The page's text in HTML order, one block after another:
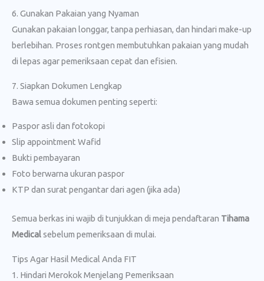
6. Gunakan Pakaian yang Nyaman
Gunakan pakaian longgar, tanpa perhiasan, dan hindari make-up
berlebihan. Proses rontgen membutuhkan pakaian yang mudah
di lepas agar pemeriksaan cepat dan efisien.
7. Siapkan Dokumen Lengkap
Bawa semua dokumen penting seperti:
Paspor asli dan fotokopi
Slip appointment Wafid
Bukti pembayaran
Foto berwarna ukuran paspor
KTP dan surat pengantar dari agen (jika ada)
Semua berkas ini wajib di tunjukkan di meja pendaftaran Tihama
Medicalsebelum pemeriksaan di mulai.
Tips Agar Hasil Medical Anda FIT
1. Hindari Merokok Menjelang Pemeriksaan